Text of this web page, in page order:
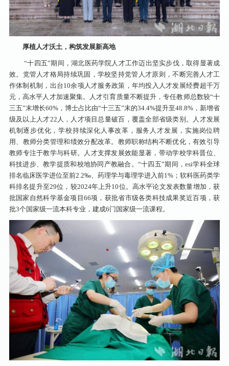
厚植人才沃土，构筑发展新高地
“十四五”期间，湖北医药学院人才工作迈出坚实步伐，取得显著成
效。党管人才格局持续巩固，学校坚持党管人才原则，不断完善人才工
作体制机制，出台10余项人才服务政策，年均投入人才发展经费超千万
元，高水平人才加速聚集。人才引育质量不断提升，专任教师总数较“十
三五”末增长60%，博士占比由“十三五”末的34.4%提升至48.8%，新增省
级及以上人才22人，人才项目总量破百，覆盖全部省级类别。人才发展
机制逐步优化，学校持续深化人事改革，服务人才发展，实施岗位聘
用、教师分类管理和绩效分配改革。教师职称结构不断优化，有效引导
教师专注于教学与科研。人才支撑发展效能显著，带动学校学科晋位、
科技进步、教学提质和校地协同产教融合。“十四五”期间，esi学科全球
排名临床医学进位至前2.2‰、药理学与毒理学进入前1%；软科医药类学
科排名提升至29位，较2024年上升10位。高水平论文发表数量增加，获
批国家自然科学基金项目66项，获批省市级各类科技成果奖近百项，获
批3个国家级一流本科专业，建成6门国家级一流课程。